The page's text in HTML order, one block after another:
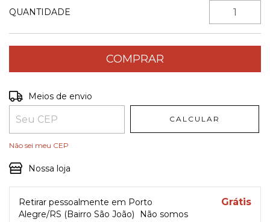
QUANTIDADE
Entregas para o CEP:
Meios de envio
CALCULAR
Não sei meu CEP
Nossa loja
Retirar pessoalmente em Porto
Alegre/RS (Bairro São João)
Não somos
Grátis